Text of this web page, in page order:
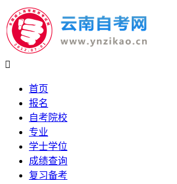

首页
报名
自考院校
专业
学士学位
成绩查询
复习备考